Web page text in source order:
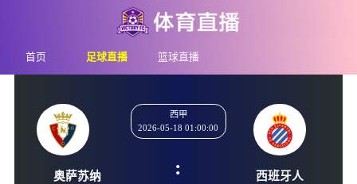
首页 足球直播 篮球直播
西甲
2026-05-18 01:00:00